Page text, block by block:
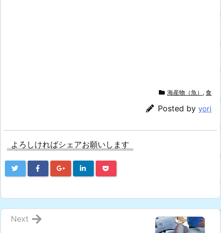
海産物（魚） , 食
Posted by yori
よろしければシェアお願いします
Next